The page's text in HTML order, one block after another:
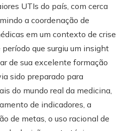
UTIs do país, com cerca
a coordenação de
em um contexto de crise
que surgiu um insight
de sua excelente formação
sido preparado para
do mundo real da medicina,
de indicadores, a
de metas, o uso racional de